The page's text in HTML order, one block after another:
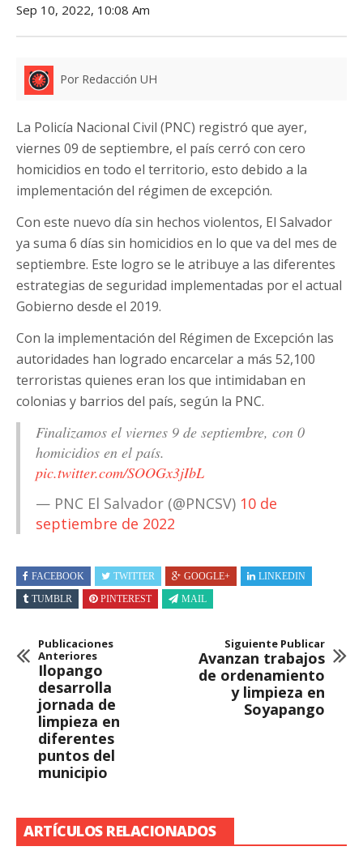
Sep 10, 2022, 10:08 Am
Por Redacción UH
La Policía Nacional Civil (PNC) registró que ayer,
viernes 09 de septiembre, el país cerró con cero
homicidios en todo el territorio, esto debido a la
implementación del régimen de excepción.
Con este nuevo día sin hechos violentos, El Salvador
ya suma 6 días sin homicidios en lo que va del mes de
septiembre. Este logro se le atribuye a las diferentes
estrategias de seguridad implementadas por el actual
Gobierno desde el 2019.
Con la implementación del Régimen de Excepción las
autoridades han logrado encarcelar a más 52,100
terroristas quienes eran los que intimidaban en
colonias y barrios del país, según la PNC.
Finalizamos el viernes 9 de septiembre, con 0
homicidios en el país.
pic.twitter.com/SOOGx3jIbL
— PNC El Salvador (@PNCSV) 10 de
septiembre de 2022
FACEBOOK TWITTER GOOGLE+
LINKEDIN
TUMBLR
PINTEREST MAIL
Publicaciones
Anteriores
Ilopango
desarrolla
jornada de
limpieza en
diferentes
puntos del
municipio
Siguiente Publicar
Avanzan trabajos
de ordenamiento
y limpieza en
Soyapango
ARTÍCULOS RELACIONADOS